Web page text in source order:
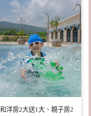
洋房2大送1大、親子房2